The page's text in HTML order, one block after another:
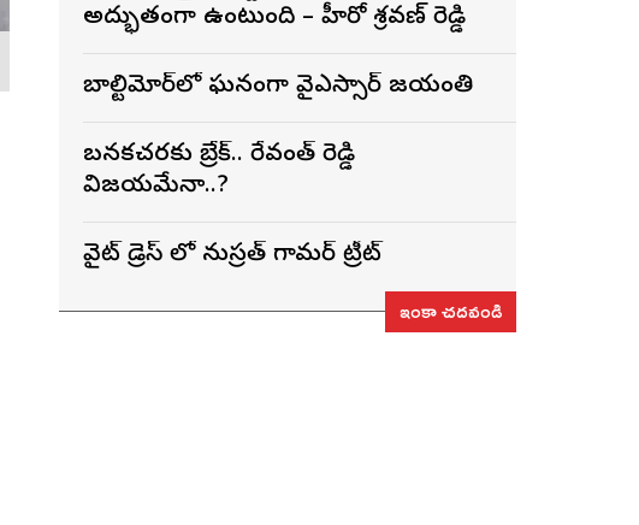
అద్భుతంగా ఉంటుంది – హీరో శ్రవణ్ రెడ్డి
బాల్టిమోర్‌లో ఘనంగా వైఎస్సార్‌ జయంతి
బనకచర్లకు బ్రేక్.. రేవంత్ రెడ్డి
విజయమేనా..?
వైట్ డ్రెస్ లో నుస్ర‌త్ గ్లామ‌ర్ ట్రీట్
ఇంకా చదవండి